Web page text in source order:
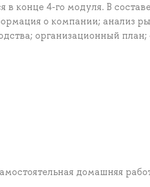
в конце 4-го модуля. В
о компании; анализ
организационный
домашняя